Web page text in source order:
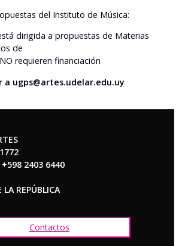
del Instituto de Música:
dirigida a propuestas de Materias
de
requieren financiación
a ugps@artes.udelar.edu.uy
+598 2403 6440
LA REPÚBLICA
Contactos